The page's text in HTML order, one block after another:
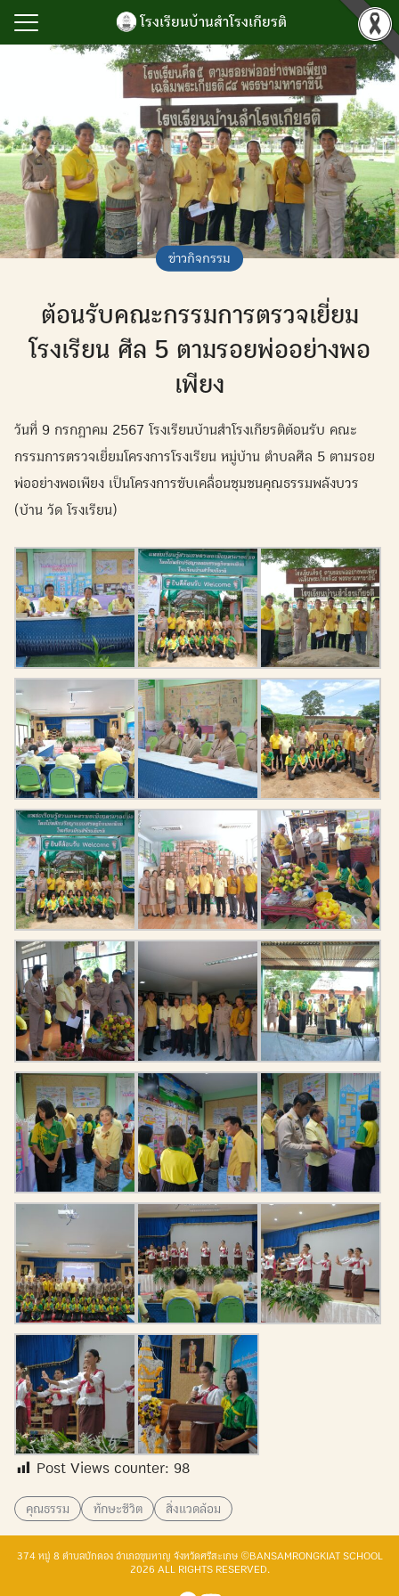
content
โรงเรียนบ้านสำโรงเกียรติ
รงเกียรติ
กียรติยศ
กรรม
นับสนุนการบริหาร
รสนเทศ
Search
ข่าวกิจกรรม
ต้อนรับคณะกรรมการตรวจเยี่ยม
โรงเรียน ศีล 5 ตามรอยพ่ออย่างพอ
เพียง
วันที่ 9 กรกฎาคม 2567 โรงเรียนบ้านสำโรงเกียรติต้อนรับ คณะ
กรรมการตรวจเยี่ยมโครงการโรงเรียน หมู่บ้าน ตำบลศีล 5 ตามรอย
พ่ออย่างพอเพียง เป็นโครงการขับเคลื่อนชุมชนคุณธรรมพลังบวร
(บ้าน วัด โรงเรียน)
Post Views counter: 98
คุณธรรม ทักษะชีวิต สิ่งแวดล้อม
374 หมู่ 8 ตำบลบักดอง อำเภอขุนหาญ จังหวัดศรีสะเกษ ©BANSAMRONGKIAT SCHOOL
2026 ALL RIGHTS RESERVED.